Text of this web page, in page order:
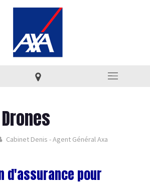
Cabinet Denis - Agent Général Axa
d'assurance pour